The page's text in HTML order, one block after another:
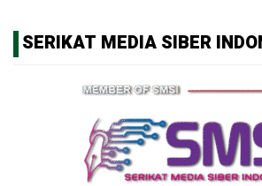
SERIKAT MEDIA SIBER